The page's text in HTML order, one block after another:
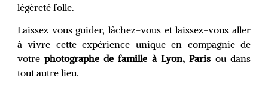
légèreté folle.
Laissez vous guider, lâchez-vous et laissez-vous aller
à vivre cette expérience unique en compagnie de
votre photographe de famille à Lyon, Paris ou dans
tout autre lieu.